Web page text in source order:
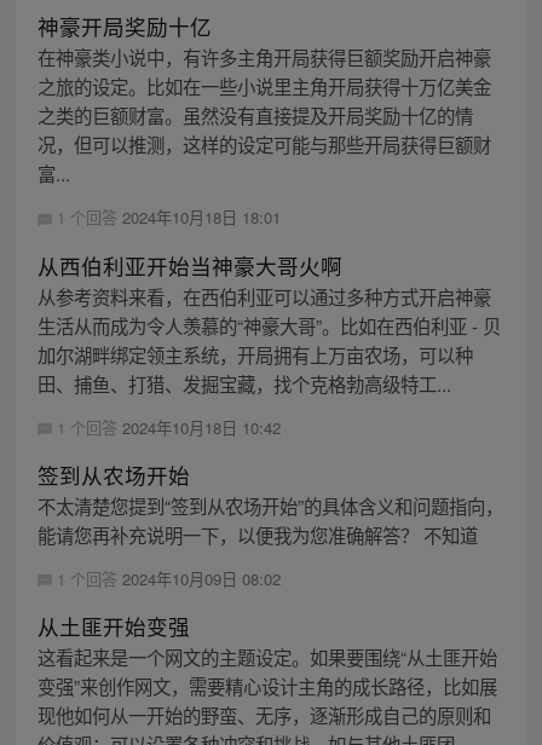
神豪开局奖励十亿
在神豪类小说中，有许多主角开局获得巨额奖励开启神豪
之旅的设定。比如在一些小说里主角开局获得十万亿美金
之类的巨额财富。虽然没有直接提及开局奖励十亿的情
况，但可以推测，这样的设定可能与那些开局获得巨额财
富...
1 个回答 2024年10月18日 18:01
从西伯利亚开始当神豪大哥火啊
从参考资料来看，在西伯利亚可以通过多种方式开启神豪
生活从而成为令人羡慕的“神豪大哥”。比如在西伯利亚 - 贝
加尔湖畔绑定领主系统，开局拥有上万亩农场，可以种
田、捕鱼、打猎、发掘宝藏，找个克格勃高级特工...
1 个回答 2024年10月18日 10:42
签到从农场开始
不太清楚您提到“签到从农场开始”的具体含义和问题指向，
能请您再补充说明一下，以便我为您准确解答？ 不知道
1 个回答 2024年10月09日 08:02
从土匪开始变强
这看起来是一个网文的主题设定。如果要围绕“从土匪开始
变强”来创作网文，需要精心设计主角的成长路径，比如展
现他如何从一开始的野蛮、无序，逐渐形成自己的原则和